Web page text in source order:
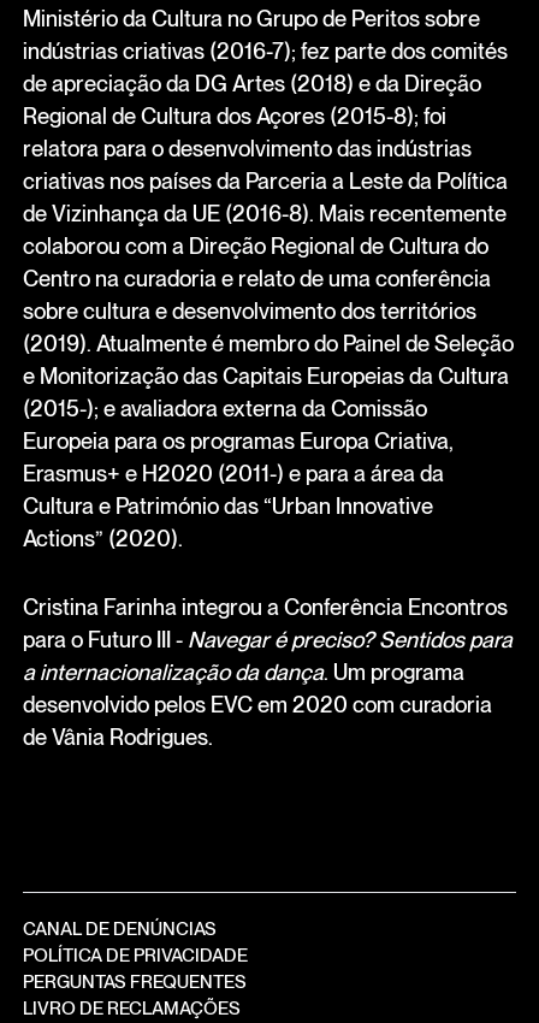
Ministério da Cultura no Grupo de Peritos sobre
indústrias criativas (2016-7); fez parte dos comités
de apreciação da DG Artes (2018) e da Direção
Regional de Cultura dos Açores (2015-8); foi
relatora para o desenvolvimento das indústrias
criativas nos países da Parceria a Leste da Política
de Vizinhança da UE (2016-8). Mais recentemente
colaborou com a Direção Regional de Cultura do
Centro na curadoria e relato de uma conferência
sobre cultura e desenvolvimento dos territórios
(2019). Atualmente é membro do Painel de Seleção
e Monitorização das Capitais Europeias da Cultura
(2015-); e avaliadora externa da Comissão
Europeia para os programas Europa Criativa,
Erasmus+ e H2020 (2011-) e para a área da
Cultura e Património das “Urban Innovative
Actions” (2020).
Cristina Farinha integrou a Conferência Encontros
para o Futuro III - Navegar é preciso? Sentidos para
a internacionalização da dança. Um programa
desenvolvido pelos EVC em 2020 com curadoria
de Vânia Rodrigues.
CANAL DE DENÚNCIAS
POLÍTICA DE PRIVACIDADE
PERGUNTAS FREQUENTES
LIVRO DE RECLAMAÇÕES